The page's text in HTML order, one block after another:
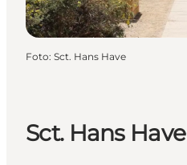
Foto: Sct. Hans Have
Sct. Hans Have